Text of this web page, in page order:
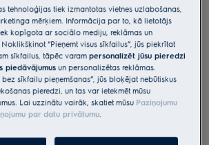
tehnoloģijas tiek izmantotas vietnes uzlabošanas,
mērķiem. Informācija par to, kā lietotājs
kopīgota ar sociālo mediju, reklāmas un
“Pieņemt visus sīkfailus”, jūs piekrītat
sīkfailus, tāpēc varampersonalizēt jūsu pieredzi
piedāvājumus un personalizētas reklāmas.
sīkfailu pieņemšanas”, jūs bloķējat nebūtiskus
pieredzi, un tas var ietekmēt mūsu
Lai uzzinātu vairāk, skatiet mūsu Paziņojumu
par datu privātumu.